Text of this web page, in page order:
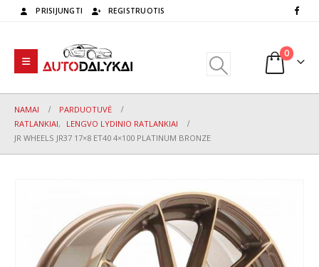
PRISIJUNGTI REGISTRUOTIS
0
NAMAI
PARDUOTUVĖ
RATLANKIAI,
LENGVO LYDINIO RATLANKIAI
JR WHEELS JR37 17×8 ET40 4×100 PLATINUM BRONZE